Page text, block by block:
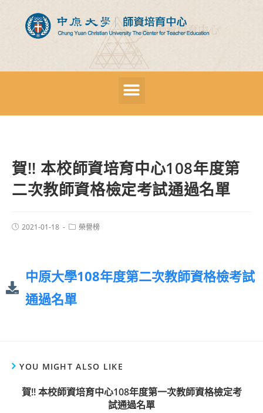
賀!! 本校師資培育中心108年度第
二次教師資格檢定考試通過名單
2021-01-18 榮譽榜
中原大學108年度第二次教師資格檢考試
通過名單
YOU MIGHT ALSO LIKE
賀!! 本校師資培育中心108年度第一次教師資格檢定考
試通過名單